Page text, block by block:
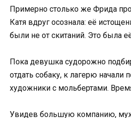
Примерно столько же Фрида
Катя вдруг осознала: её
были не от скитаний. Это была
Пока девушка судорожно
отдать собаку, к лагерю начали
художники с мольбертами.
Увидев большую компанию,